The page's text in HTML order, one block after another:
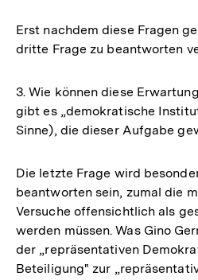
Erst nachdem diese Fragen
dritte Frage zu beantworten
3. Wie können diese
gibt es „demokratische
Sinne), die dieser Aufgabe
Die letzte Frage wird
beantworten sein, zumal die
Versuche offensichtlich als
werden müssen. Was Gino
der „repräsentativen
Beteiligung" zur